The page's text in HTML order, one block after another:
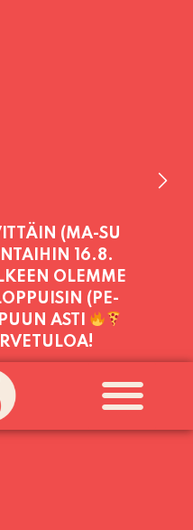
TÄNÄÄN:
- 21:00
(MA-SU
16.8.
OLEMME
(PE-
ASTI